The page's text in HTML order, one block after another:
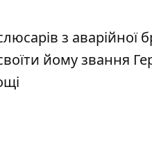
з аварійної
йому звання